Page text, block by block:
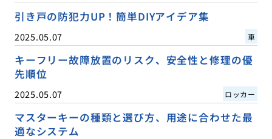
引き戸の防犯力UP！簡単DIYアイデア集
2025.05.07 車
キーフリー故障放置のリスク、安全性と修理の優
先順位
2025.05.07 ロッカー
マスターキーの種類と選び方、用途に合わせた最
適なシステム